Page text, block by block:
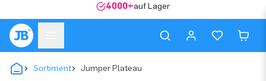
4000+auf Lager
Sortiment Jumper Plateau